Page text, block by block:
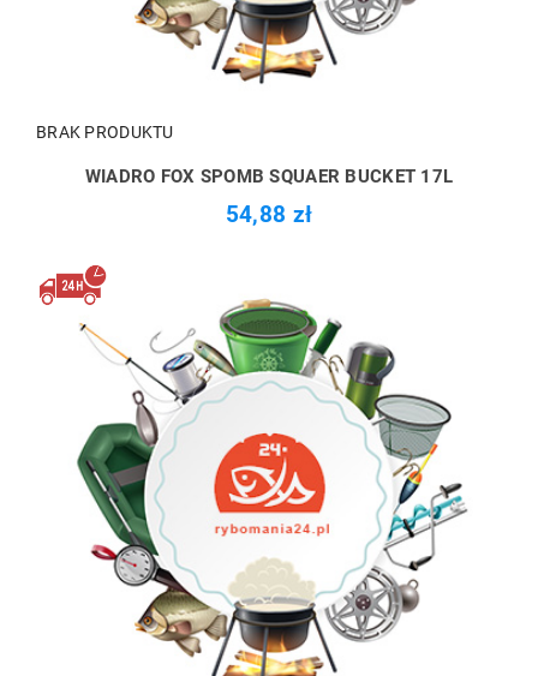
BRAK PRODUKTU
WIADRO FOX SPOMB SQUAER BUCKET 17L
54,88 zł